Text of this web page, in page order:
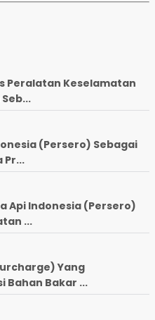
Peralatan Keselamatan
(Persero) Sebagai
Pr...
Api Indonesia (Persero)
...
Yang
Bahan Bakar ...